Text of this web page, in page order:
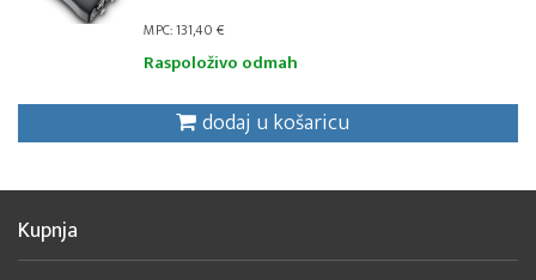
MPC: 131,40 €
Raspoloživo odmah
dodaj u košaricu
Kupnja